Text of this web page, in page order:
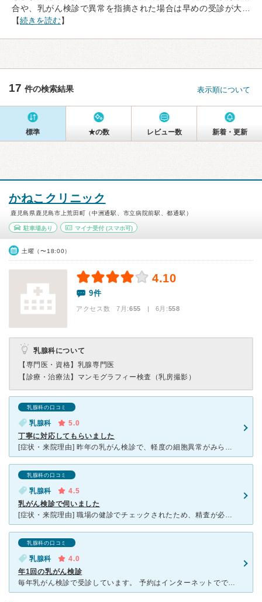
合や、乳がん検診で異常を指摘された場合は早めの受診が大…
【続きを読む】
17 件の検索結果 表示順について
標準 ★の数 レビュー数 新着・更新
かねこクリニック
鹿児島県鹿児島市上荒田町（中洲通駅、市立病院前駅、都通駅）
駐車場あり マイナ受付(スマホ可)
土曜（〜18:00）
4.10
9件
アクセス数 7月:655 | 6月:558
乳腺科について
【専門医・資格】 乳腺専門医
【診療・治療法】 マンモグラフィー検査（乳房撮影）
乳腺科の口コミ
乳腺科
5.0
丁寧に対応してもらいました
[症状・来院理由] 昨年の乳がん検診で、軽度の細胞異常がみられたので、半年後に検査を受けることにしました。 上記の検診は別の病院でしたが、この病院を親戚から紹介され、よさそうな印象を受けたので、受
乳腺科の口コミ
乳腺科
4.5
乳がん検診で伺いました
[症状・来院理由] 職場の健診でチェックされたため、精査が必要とのことで伺いました。 [医師の診断・治療法] 触診、レントゲン、甲状腺のエコーもしてもらいました。乳がんではないでしょうとの診断で
乳腺科の口コミ
乳腺科
4.0
年1回の乳がん検診
毎年乳がん検診で受診しています。 予約はインターネットでできますが、早めにしないと直前は空きが全くない状態です。受診の１ヶ月前の月始めにされるのをおすすめします。 予約なしでも受診できますが、かな